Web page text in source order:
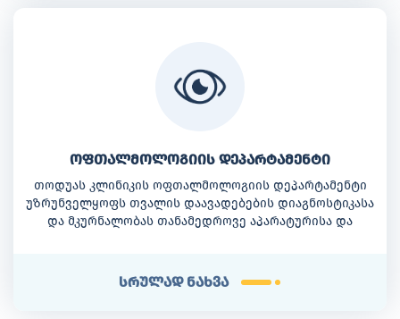
ოფთალმოლოგიის დეპარტამენტი
თოდუას კლინიკის ოფთალმოლოგიის დეპარტამენტი
უზრუნველყოფს თვალის დაავადებების დიაგნოსტიკასა
და მკურნალობას თანამედროვე აპარატურისა და
შეფასება, რეფრაქციის კვლევა, თვალშიდა წნევის
სრულად ნახვა